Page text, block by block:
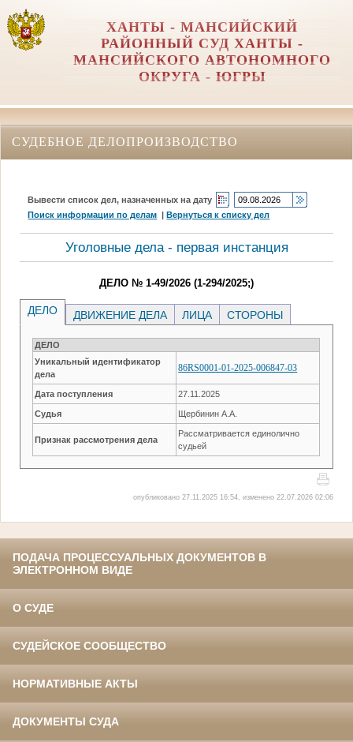
ХАНТЫ - МАНСИЙСКИЙ
РАЙОННЫЙ СУД ХАНТЫ -
МАНСИЙСКОГО АВТОНОМНОГО
ОКРУГА - ЮГРЫ
СУДЕБНОЕ ДЕЛОПРОИЗВОДСТВО
Вывести список дел, назначенных на дату
Поиск информации по делам |Вернуться к списку дел
Уголовные дела - первая инстанция
ДЕЛО № 1-49/2026 (1-294/2025;)
ДЕЛО ДВИЖЕНИЕ ДЕЛА ЛИЦА СТОРОНЫ
ДЕЛО
Уникальный идентификатор
дела
86RS0001-01-2025-006847-03
Дата поступления 27.11.2025
Судья Щербинин А.А.
Признак рассмотрения дела
Рассматривается единолично
судьей
опубликовано 27.11.2025 16:54, изменено 22.07.2026 02:06
ПОДАЧА ПРОЦЕССУАЛЬНЫХ ДОКУМЕНТОВ В
ЭЛЕКТРОННОМ ВИДЕ
О СУДЕ
СУДЕЙСКОЕ СООБЩЕСТВО
НОРМАТИВНЫЕ АКТЫ
ДОКУМЕНТЫ СУДА